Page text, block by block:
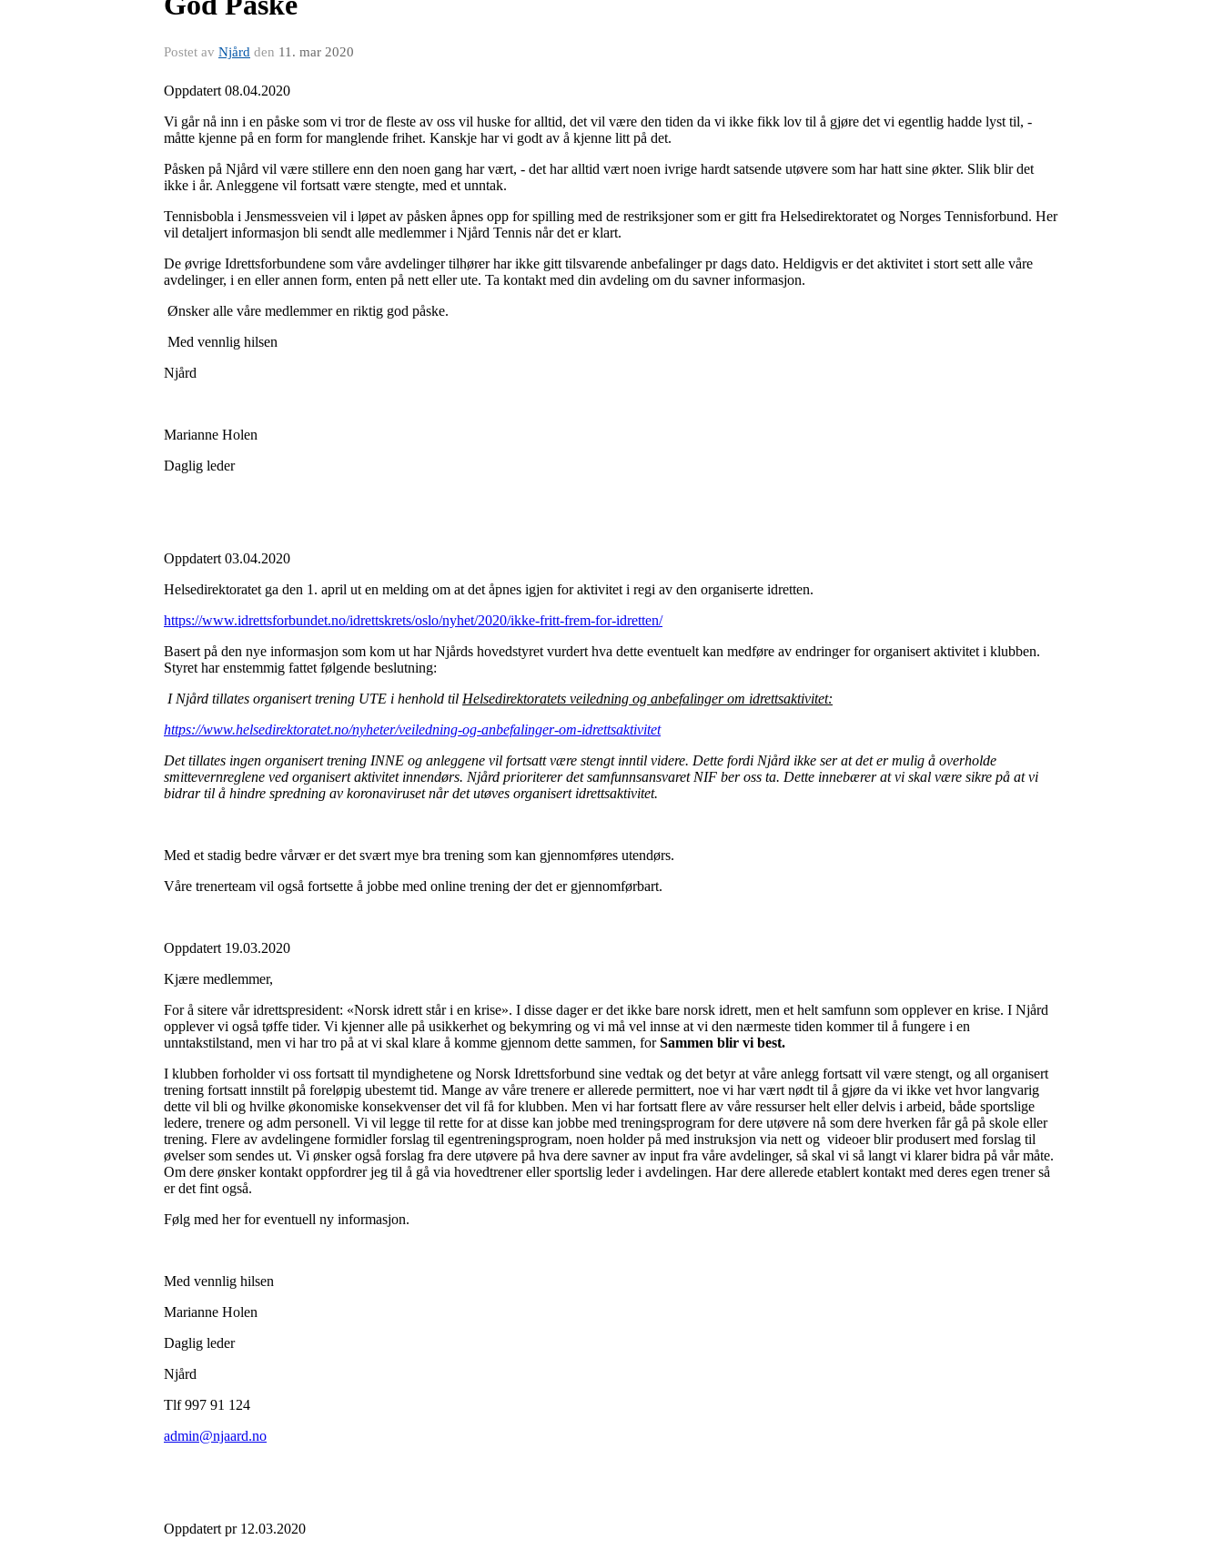
Postet av Njård den 11. mar 2020
Oppdatert 08.04.2020
Vi går nå inn i en påske som vi tror de fleste av oss vil huske for alltid, det vil være den tiden da vi ikke fikk lov til å gjøre det vi egentlig hadde lyst til, -
måtte kjenne på en form for manglende frihet. Kanskje har vi godt av å kjenne litt på det.
Påsken på Njård vil være stillere enn den noen gang har vært, - det har alltid vært noen ivrige hardt satsende utøvere som har hatt sine økter. Slik blir det
ikke i år. Anleggene vil fortsatt være stengte, med et unntak.
Tennisbobla i Jensmessveien vil i løpet av påsken åpnes opp for spilling med de restriksjoner som er gitt fra Helsedirektoratet og Norges Tennisforbund. Her
vil detaljert informasjon bli sendt alle medlemmer i Njård Tennis når det er klart.
De øvrige Idrettsforbundene som våre avdelinger tilhører har ikke gitt tilsvarende anbefalinger pr dags dato. Heldigvis er det aktivitet i stort sett alle våre
avdelinger, i en eller annen form, enten på nett eller ute. Ta kontakt med din avdeling om du savner informasjon.
Ønsker alle våre medlemmer en riktig god påske.
Med vennlig hilsen
Njård
Marianne Holen
Daglig leder
Oppdatert 03.04.2020
Helsedirektoratet ga den 1. april ut en melding om at det åpnes igjen for aktivitet i regi av den organiserte idretten.
https://www.idrettsforbundet.no/idrettskrets/oslo/nyhet/2020/ikke-fritt-frem-for-idretten/
Basert på den nye informasjon som kom ut har Njårds hovedstyret vurdert hva dette eventuelt kan medføre av endringer for organisert aktivitet i klubben.
Styret har enstemmig fattet følgende beslutning:
I Njård tillates organisert trening UTE i henhold til Helsedirektoratets veiledning og anbefalinger om idrettsaktivitet:
https://www.helsedirektoratet.no/nyheter/veiledning-og-anbefalinger-om-idrettsaktivitet
Det tillates ingen organisert trening INNE og anleggene vil fortsatt være stengt inntil videre. Dette fordi Njård ikke ser at det er mulig å overholde
smittevernreglene ved organisert aktivitet innendørs. Njård prioriterer det samfunnsansvaret NIF ber oss ta. Dette innebærer at vi skal være sikre på at vi
bidrar til å hindre spredning av koronaviruset når det utøves organisert idrettsaktivitet.
Med et stadig bedre vårvær er det svært mye bra trening som kan gjennomføres utendørs.
Våre trenerteam vil også fortsette å jobbe med online trening der det er gjennomførbart.
Oppdatert 19.03.2020
Kjære medlemmer,
For å sitere vår idrettspresident: «Norsk idrett står i en krise». I disse dager er det ikke bare norsk idrett, men et helt samfunn som opplever en krise. I Njård
opplever vi også tøffe tider. Vi kjenner alle på usikkerhet og bekymring og vi må vel innse at vi den nærmeste tiden kommer til å fungere i en
unntakstilstand, men vi har tro på at vi skal klare å komme gjennom dette sammen, forSammen blir vi best.
I klubben forholder vi oss fortsatt til myndighetene og Norsk Idrettsforbund sine vedtak og det betyr at våre anlegg fortsatt vil være stengt, og all organisert
trening fortsatt innstilt på foreløpig ubestemt tid. Mange av våre trenere er allerede permittert, noe vi har vært nødt til å gjøre da vi ikke vet hvor langvarig
dette vil bli og hvilke økonomiske konsekvenser det vil få for klubben. Men vi har fortsatt flere av våre ressurser helt eller delvis i arbeid, både sportslige
ledere, trenere og adm personell. Vi vil legge til rette for at disse kan jobbe med treningsprogram for dere utøvere nå som dere hverken får gå på skole eller
trening. Flere av avdelingene formidler forslag til egentreningsprogram, noen holder på med instruksjon via nett og videoer blir produsert med forslag til
øvelser som sendes ut. Vi ønsker også forslag fra dere utøvere på hva dere savner av input fra våre avdelinger, så skal vi så langt vi klarer bidra på vår måte.
Om dere ønsker kontakt oppfordrer jeg til å gå via hovedtrener eller sportslig leder i avdelingen. Har dere allerede etablert kontakt med deres egen trener så
er det fint også.
Følg med her for eventuell ny informasjon.
Med vennlig hilsen
Marianne Holen
Daglig leder
Njård
Tlf 997 91 124
admin@njaard.no
Oppdatert pr 12.03.2020